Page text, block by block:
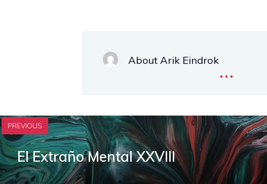
About Arik Eindrok...
PREVIOUS
El Extraño Mental XXVIII